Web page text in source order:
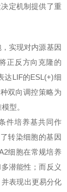
定机制提供了重
实现对内源基因
正反方向克隆的
达LIF的ESL(+)细
双向调控策略为
型。
件培养基共同作
转染细胞的基因
细胞在常规培养
潜能性；而反义
表现出更易分化